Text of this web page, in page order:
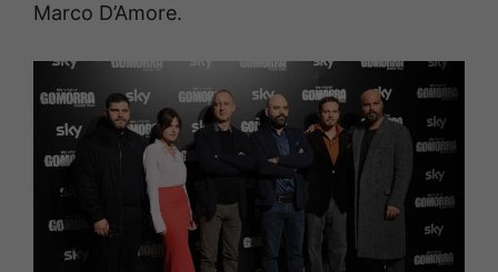
Marco D’Amore.